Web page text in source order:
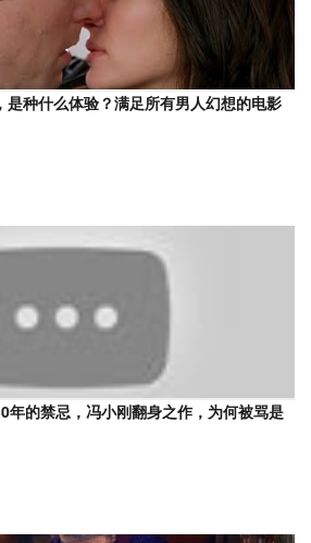
是种什么体验？满足所有男人幻想的电影
年的禁忌，冯小刚翻身之作，为何被骂是